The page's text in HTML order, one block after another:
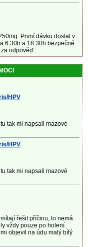
První dávku dostal v
6:30h a 18:30h bezpečné
odpověď....
HPV
tak mi napsali mazové
HPV
tak mi napsali mazové
řešit příčinu, to nemá
vždy pouze po holení.
objevil na údu malý bílý